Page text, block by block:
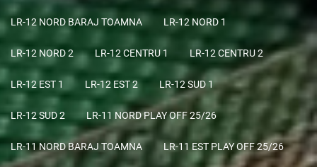
LR-12 NORD BARAJ TOAMNA LR-12 NORD 1
LR-12 NORD 2 LR-12 CENTRU 1 LR-12 CENTRU 2
LR-12 EST 1 LR-12 EST 2 LR-12 SUD 1
LR-12 SUD 2 LR-11 NORD PLAY OFF 25/26
LR-11 NORD BARAJ TOAMNA LR-11 EST PLAY OFF 25/26